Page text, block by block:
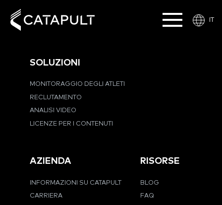
IT
SOLUZIONI
MONITORAGGIO DEGLI ATLETI
RECLUTAMENTO
ANALISI VIDEO
LICENZE PER I CONTENUTI
AZIENDA
INFORMAZIONI SU CATAPULT
CARRIERA
RISORSE
BLOG
FAQ